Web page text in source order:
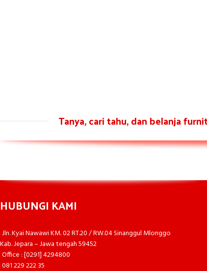
Tanya, cari tahu, dan belanja
HUBUNGI KAMI
Jln. Kyai Nawawi KM. 02 RT.20 / RW.04 Sinanggul Mlonggo
Kab. Jepara – Jawa tengah 59452
Office : [0291] 4294800
081 229 222 35